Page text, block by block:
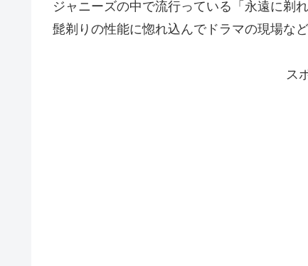
ジャニーズの中で流行っている「永遠に剃
髭剃りの性能に惚れ込んでドラマの現場な
ス